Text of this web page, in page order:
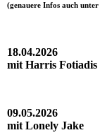
(genauere Infos auch
18.04.2026
mit Harris Fotiadis
09.05.2026
mit Lonely Jake